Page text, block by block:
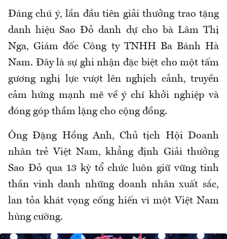
Đáng chú ý, lần đầu tiên giải thưởng trao tặng
danh hiệu Sao Đỏ danh dự cho bà Lâm Thị
Nga, Giám đốc Công ty TNHH Ba Bánh Hà
Nam. Đây là sự ghi nhận đặc biệt cho một tấm
gương nghị lực vượt lên nghịch cảnh, truyền
cảm hứng mạnh mẽ về ý chí khởi nghiệp và
đóng góp thầm lặng cho cộng đồng.
Ông Đặng Hồng Anh, Chủ tịch Hội Doanh
nhân trẻ Việt Nam, khẳng định Giải thưởng
Sao Đỏ qua 13 kỳ tổ chức luôn giữ vững tinh
thần vinh danh những doanh nhân xuất sắc,
lan tỏa khát vọng cống hiến vì một Việt Nam
hùng cường.